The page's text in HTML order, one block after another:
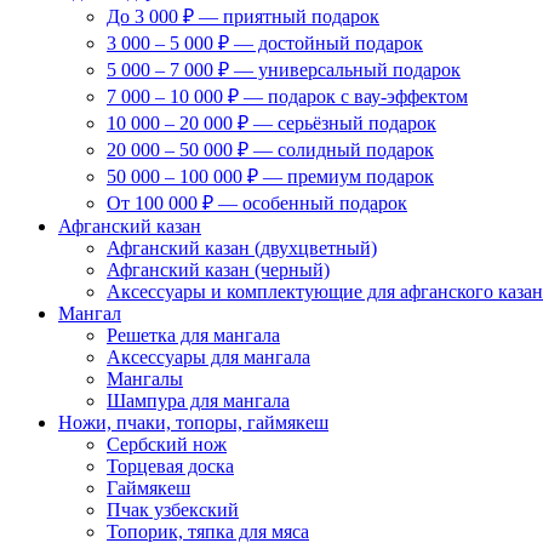
До 3 000 ₽ — приятный подарок
3 000 – 5 000 ₽ — достойный подарок
5 000 – 7 000 ₽ — универсальный подарок
7 000 – 10 000 ₽ — подарок с вау-эффектом
10 000 – 20 000 ₽ — серьёзный подарок
20 000 – 50 000 ₽ — солидный подарок
50 000 – 100 000 ₽ — премиум подарок
От 100 000 ₽ — особенный подарок
Афганский казан
Афганский казан (двухцветный)
Афганский казан (черный)
Аксессуары и комплектующие для афганского
Мангал
Решетка для мангала
Аксессуары для мангала
Мангалы
Шампура для мангала
Ножи, пчаки, топоры, гаймякеш
Сербский нож
Торцевая доска
Гаймякеш
Пчак узбекский
Топорик, тяпка для мяса